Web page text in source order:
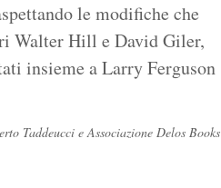
le modifiche che
Walter Hill e David Giler,
insieme a Larry Ferguson
Taddeucci e Associazione Delos Books